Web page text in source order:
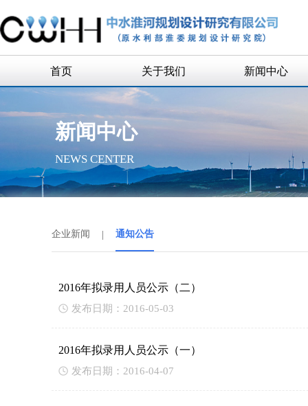
首页 关于我们
公司简介
公司领导
历史沿革
新闻中心
通知公告
新闻中心
NEWS CENTER
企业新闻 | 通知公告
2016年拟录用人员公示（二）
发布日期：2016-05-03
2016年拟录用人员公示（一）
发布日期：2016-04-07